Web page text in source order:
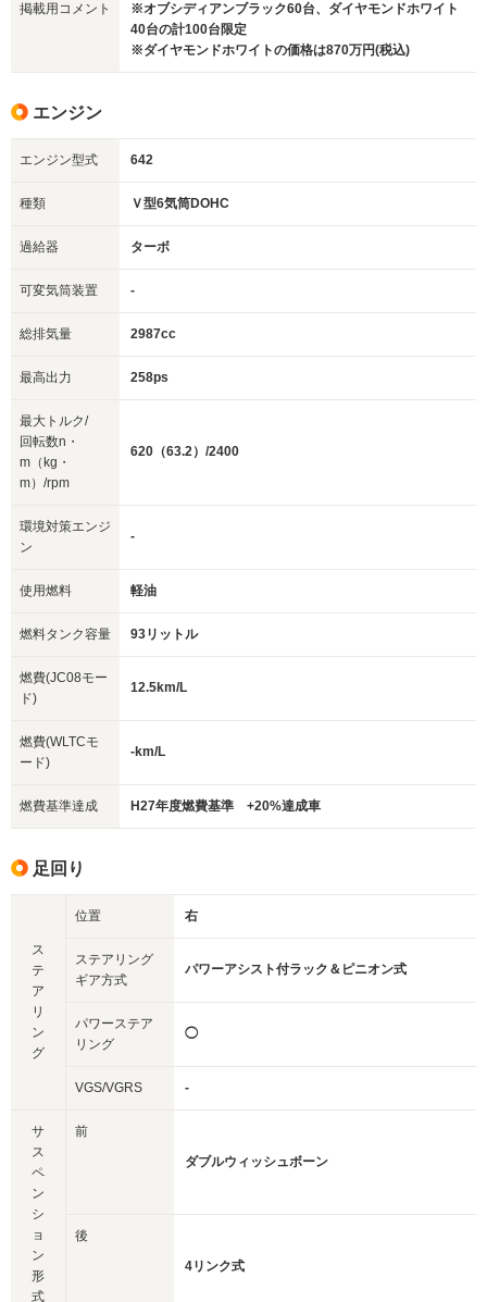
掲載用コメント
※オブシディアンブラック60台、ダイヤモンドホワイト
40台の計100台限定
※ダイヤモンドホワイトの価格は870万円(税込)
エンジン
エンジン型式 642
種類 Ｖ型6気筒DOHC
過給器 ターボ
可変気筒装置 -
総排気量 2987cc
最高出力 258ps
最大トルク/
回転数n・
m（kg・
m）/rpm
620（63.2）/2400
環境対策エンジ
ン
-
使用燃料 軽油
燃料タンク容量 93リットル
燃費(JC08モー
ド)
12.5km/L
燃費(WLTCモ
ード)
-km/L
燃費基準達成 H27年度燃費基準 +20%達成車
足回り
ス
テ
ア
リ
ン
グ
位置 右
ステアリング
ギア方式
パワーアシスト付ラック＆ピニオン式
パワーステア
リング
◯
VGS/VGRS -
サ
ス
ペ
ン
シ
ョ
ン
形
式
前
ダブルウィッシュボーン
後
4リンク式